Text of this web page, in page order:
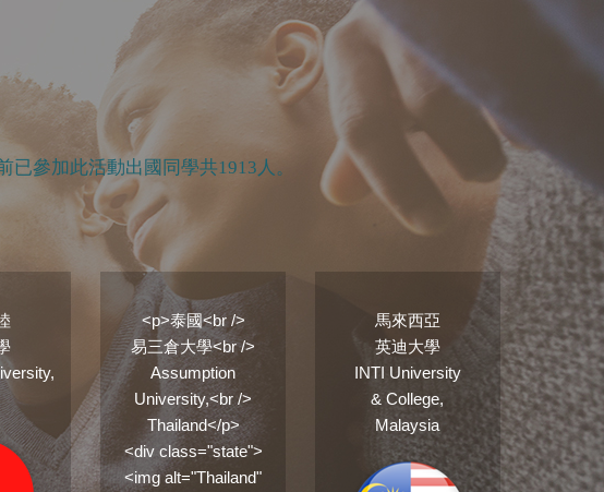
已參加此活動出國同學共1913 人。
<p>泰國<br />
易三倉大學<br />
Assumption
University,<br />
Thailand</p>
<div class="state">
<img alt="Thailand"
馬來西亞
英迪大學
INTI University
& College,
Malaysia
中
天津
Studies